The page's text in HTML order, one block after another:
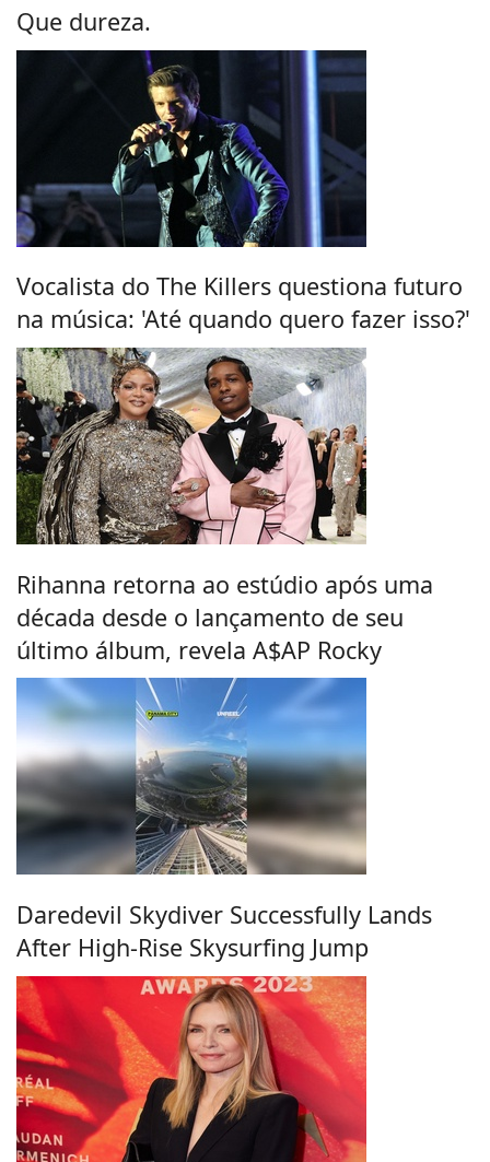
Que dureza.
Vocalista do The Killers questiona futuro
na música: 'Até quando quero fazer isso?'
Rihanna retorna ao estúdio após uma
década desde o lançamento de seu
último álbum, revela A$AP Rocky
Daredevil Skydiver Successfully Lands
After High-Rise Skysurfing Jump